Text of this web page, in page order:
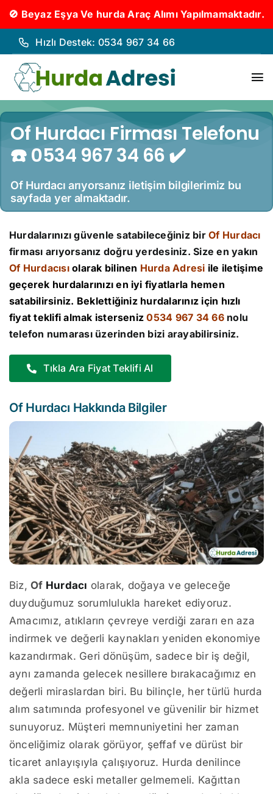
🚫 Beyaz Eşya Ve hurda Araç Alımı Yapılmamaktadır.
İçeriğe
geç
Hızlı Destek: 0534 967 34 66
Of Hurdacı Firması Telefonu
☎️ 0534 967 34 66 ✔️
Of Hurdacı arıyorsanız iletişim bilgilerimiz bu
sayfada yer almaktadır.
Hurdalarınızı güvenle satabileceğiniz birOf Hurdacı
firması arıyorsanız doğru yerdesiniz. Size en yakın
Of Hurdacısı olarak bilinen Hurda Adresi ile iletişime
geçerek hurdalarınızı en iyi fiyatlarla hemen
satabilirsiniz. Beklettiğiniz hurdalarınız için hızlı
fiyat teklifi almak isterseniz0534 967 34 66nolu
telefon numarası üzerinden bizi arayabilirsiniz.
Tıkla Ara Fiyat Teklifi Al
Of Hurdacı Hakkında Bilgiler
Biz,Of Hurdacı olarak, doğaya ve geleceğe
duyduğumuz sorumlulukla hareket ediyoruz.
Amacımız, atıkların çevreye verdiği zararı en aza
indirmek ve değerli kaynakları yeniden ekonomiye
kazandırmak. Geri dönüşüm, sadece bir iş değil,
aynı zamanda gelecek nesillere bırakacağımız en
değerli miraslardan biri. Bu bilinçle, her türlü hurda
alım satımında profesyonel ve güvenilir bir hizmet
sunuyoruz. Müşteri memnuniyetini her zaman
önceliğimiz olarak görüyor, şeffaf ve dürüst bir
ticaret anlayışıyla çalışıyoruz. Hurda denilince
akla sadece eski metaller gelmemeli. Kağıttan